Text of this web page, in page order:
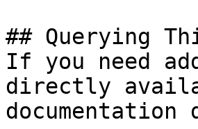
## Querying
If you need
directly